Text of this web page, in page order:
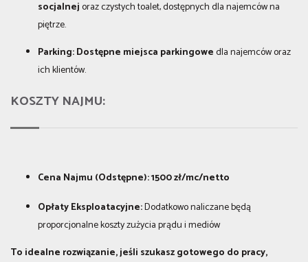
socjalnejoraz czystych toalet, dostępnych dla najemców na
piętrze.
Parking:Dostępne miejsca parkingowedla najemców oraz
ich klientów.
KOSZTY NAJMU:
Cena Najmu (Odstępne):1500zł/mc/netto
Opłaty Eksploatacyjne:Dodatkowo naliczane będą
proporcjonalne koszty zużycia prądu i mediów
To idealne rozwiązanie, jeśli szukasz gotowego do pracy,